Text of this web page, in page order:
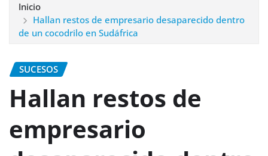
Inicio
Hallan restos de empresario desaparecido dentro
de un cocodrilo en Sudáfrica
SUCESOS
Hallan restos de
empresario